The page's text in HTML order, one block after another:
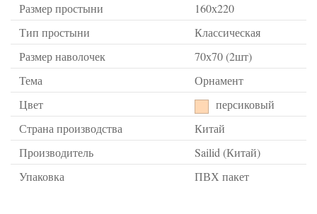
Размер простыни
160х220
Тип простыни
Классическая
Размер наволочек
70х70 (2шт)
Тема
Орнамент
Цвет
персиковый
Страна производства
Китай
Производитель
Sailid (Китай)
Упаковка
ПВХ пакет